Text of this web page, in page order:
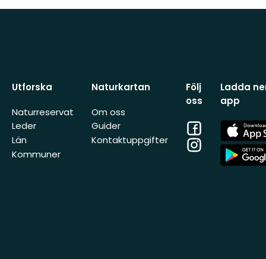
Utforska
Naturreservat
Leder
Län
Kommuner
Naturkartan
Om oss
Guider
Kontaktuppgifter
Följ
oss
Facebook
Instagram
Ladda
app
App
Store
App
Store